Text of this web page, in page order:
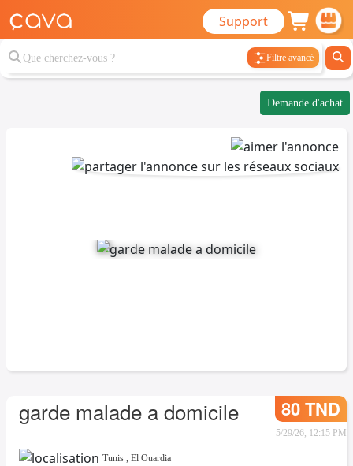
Support
Filtre avancé
Demande d'achat
garde malade a domicile 80 TND
5/29/26, 12:15 PM
Tunis , El Ouardia